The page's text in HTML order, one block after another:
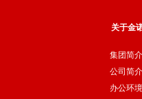
关于金
集团简介
公司简介
办公环境